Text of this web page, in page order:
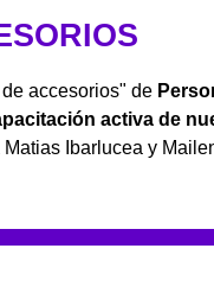
accesorios" de
activa de
Ibarlucea y